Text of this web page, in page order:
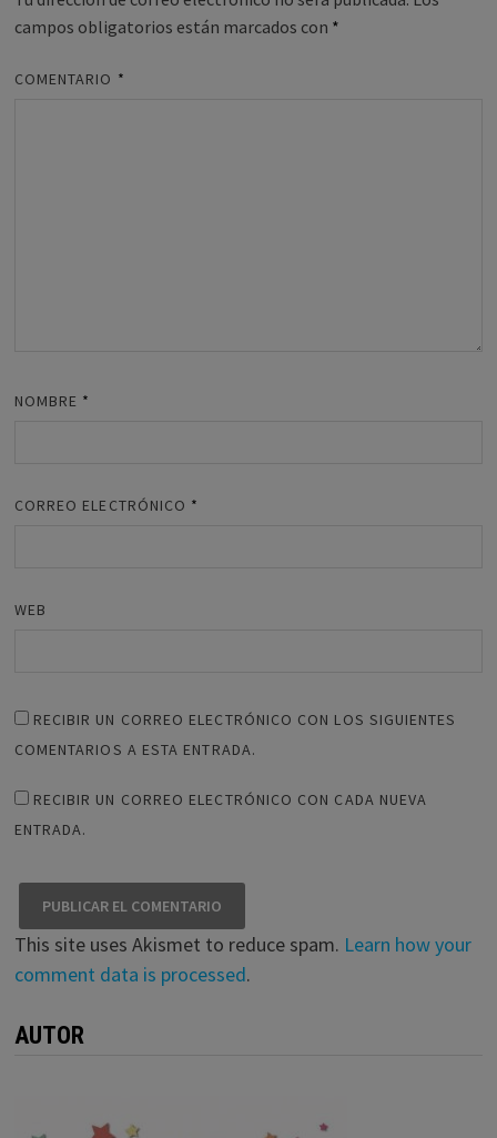
campos obligatorios están marcados con *
COMENTARIO *
NOMBRE *
CORREO ELECTRÓNICO *
WEB
RECIBIR UN CORREO ELECTRÓNICO CON LOS SIGUIENTES
COMENTARIOS A ESTA ENTRADA.
RECIBIR UN CORREO ELECTRÓNICO CON CADA NUEVA
ENTRADA.
This site uses Akismet to reduce spam. Learn how your
comment data is processed.
AUTOR